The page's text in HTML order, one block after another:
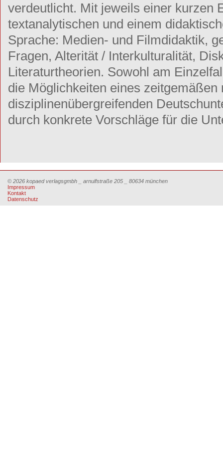
verdeutlicht. Mit jeweils einer kurzen
textanalytischen und einem
Sprache: Medien- und Filmdidaktik,
Fragen, Alterität / Interkulturalität,
Literaturtheorien. Sowohl am
die Möglichkeiten eines zeitgemäßen
disziplinenübergreifenden
durch konkrete Vorschläge für die
© 2026 kopaed verlagsgmbh _ arnulfstraße 205 _ 80634 münchen
Impressum
Kontakt
Datenschutz